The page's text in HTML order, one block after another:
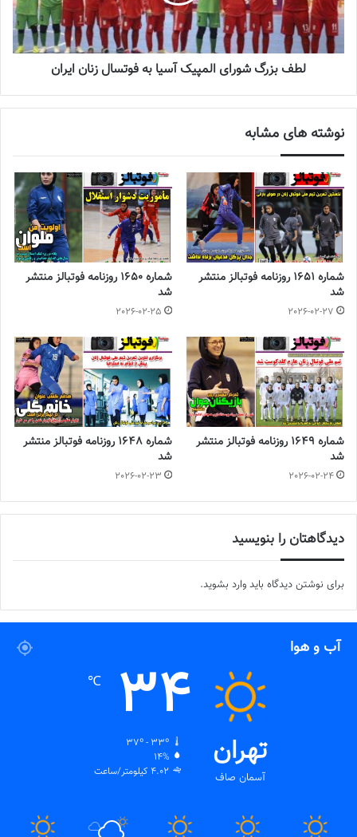
بوده و در دو فصل اخیر توانسته در لیگ برتر و سوپرلیگ فوتسال زنان
ایران همراه تیم پیکان عنوان قهرمانی را به‌دست آورد اما گفته می‌شود
که او به دنبال یک چالش جدید است و به همین واسطه با مدیران
باشگاه سپاهان وارد مذاکره شده است.
شماره 918 روزنامه فوتبالز منتشر
شد
جهت حضور مس رفسنجان قول گرفتیم
مسئول برگزاری مسابقات فوتسال بانوان در رابطه با انصرافمس
رفسنجاناظهار داشت: در جلسه قرعه کشی مسئولان باشگاه مس
حضور نداشتند اما طی صحبتی که با آقای جهانشاهی ریاست هیات
فوتبال استان کرمان داشتیم قول دادند مس رفسنجان در مسابقات
شرکت خواهد کرد و ماهم نام این تیم را در قرعه قرار دادیم.
◾️
◾️فوتبالز را در اینستاگرام دنبال کنید
برچسب ها روزنامه فوتبالز
لطف بزرگ شورای المپیک آسیا به فوتسال زنان ایران
نوشته های مشابه
شماره 1651 روزنامه فوتبالز منتشر
شد
2026-02-27
شماره 1650 روزنامه فوتبالز منتشر
شد
2026-02-25
شماره 1649 روزنامه فوتبالز منتشر
شد
2026-02-24
شماره 1648 روزنامه فوتبالز منتشر
شد
2026-02-23
دیدگاهتان را بنویسید
برای نوشتن دیدگاه باید وارد بشوید.
آب و هوا
تهران
آسمان صاف
34
℃
37º - 33º
14%
4.02 کیلومتر/ساعت